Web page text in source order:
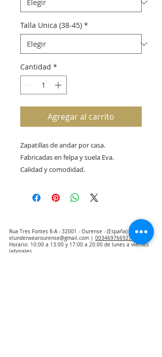
Talla Unica (38-45) *
Cantidad *
Agregar al carrito
Zapatillas de andar por casa.
Fabricadas en felpa y suela Eva.
Calidad y comodidad.
Rua Tres Fontes 8-A - 32001 - Ourense - (España) |
elunderwearourense@gmail.com
0034697669271
Horario: 10:00 a 13:00 y 17:00 a 20:00 de lunes a viernes
laborales